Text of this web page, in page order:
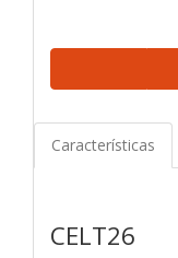
Características
CELT26